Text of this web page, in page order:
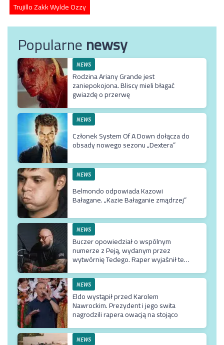
Trujillo Zakk Wylde Ozzy
Popularnenewsy
NEWS
Rodzina Ariany Grande jest
zaniepokojona. Bliscy mieli błagać
gwiazdę o przerwę
NEWS
Członek System Of A Down dołącza do
obsady nowego sezonu „Dextera”
NEWS
Belmondo odpowiada Kazowi
Bałagane. „Kazie Bałaganie zmądrzej”
NEWS
Buczer opowiedział o wspólnym
numerze z Peją, wydanym przez
wytwórnię Tedego. Raper wyjaśnił też
kanału Wielkie Joł
NEWS
Eldo wystąpił przed Karolem
Nawrockim. Prezydent i jego swita
nagrodzili rapera owacją na stojąco
NEWS